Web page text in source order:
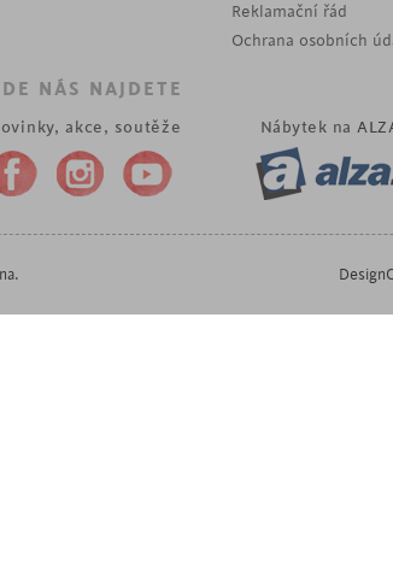
Reklamační řád
Ochrana osobních
NÁS NAJDETE
akce, soutěže Nábytek na